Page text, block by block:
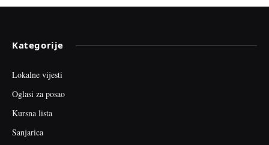
Kategorije
Lokalne vijesti
Oglasi za posao
Kursna lista
Sanjarica